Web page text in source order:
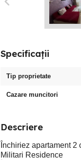
Specificații
Tip proprietate
Cazare muncitori
Descriere
Închiriez apartament 2
Militari Residence